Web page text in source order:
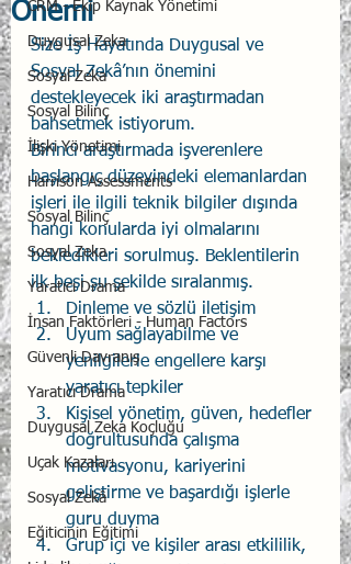
CRM - Ekip Kaynak Yönetimi
Duygusal Zeka
Sosyal Zeka
Sosyal Bilinç
İlişki Yönetimi
Harrison Assessments
Sosyal Bilinç
Sosyal Zeka
Yaratıcı Drama
İnsan Faktörleri - Human Factors
Güvenli Davranış
Yaratıcı Drama
Duygusal Zeka Koçluğu
Uçak Kazaları
Sosyal Zekâ
Eğiticinin Eğitimi
Önemi
Size İş Hayatında Duygusal ve
Sosyal Zekâ’nın önemini
destekleyecek iki araştırmadan
bahsetmek istiyorum.
Birinci araştırmada işverenlere
başlangıç düzeyindeki elemanlardan
işleri ile ilgili teknik bilgiler dışında
hangi konularda iyi olmalarını
bekledikleri sorulmuş. Beklentilerin
ilk beşi şu şekilde sıralanmış.
Dinleme ve sözlü iletişim
Uyum sağlayabilme ve
yenilgilerle engellere karşı
yaratıcı tepkiler
Kişisel yönetim, güven, hedefler
doğrultusunda çalışma
motivasyonu, kariyerini
geliştirme ve başardığı işlerle
guru duyma
Grup içi ve kişiler arası etkililik,